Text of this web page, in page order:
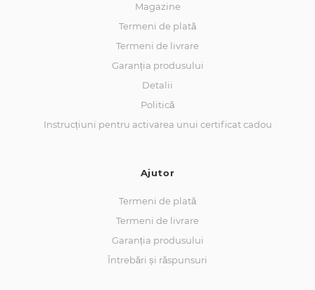
Magazine
Termeni de plată
Termeni de livrare
Garanția produsului
Detalii
Politică
Instrucțiuni pentru activarea unui certificat cadou
Ajutor
Termeni de plată
Termeni de livrare
Garanția produsului
Întrebări și răspunsuri